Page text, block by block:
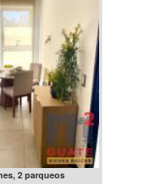
2 parqueos